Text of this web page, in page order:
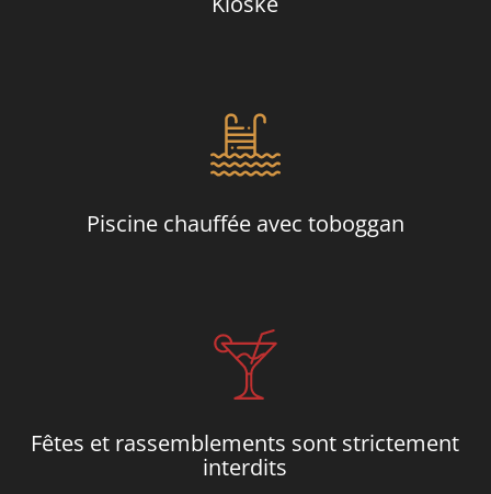
Piscine chauffée avec toboggan
Fêtes et rassemblements sont strictement
interdits